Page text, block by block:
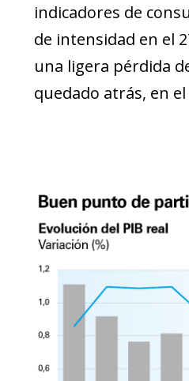
indicadores de
de intensidad en el
una ligera pérdida
quedado atrás, en